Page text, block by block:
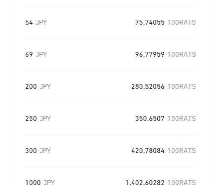
54 JPY 75.74055 100RATS
69 JPY 96.77959 100RATS
200 JPY 280.52056 100RATS
250 JPY 350.6507 100RATS
300 JPY 420.78084 100RATS
1000 JPY 1,402.60282 100RATS